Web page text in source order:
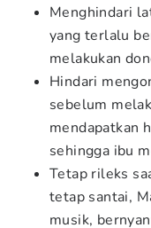
Menghindari
yang terlalu
melakukan
Hindari
sebelum
mendapatkan
sehingga ibu
Tetap rileks
tetap santai,
musik,